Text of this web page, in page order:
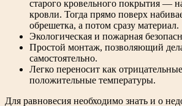
старого кровельного покрытия —
кровли. Тогда прямо поверх
обрешетка, а потом сразу материал.
Экологическая и пожарная
Простой монтаж, позволяющий
самостоятельно.
Легко переносит как
положительные температуры.
Для равновесия необходимо знать и о